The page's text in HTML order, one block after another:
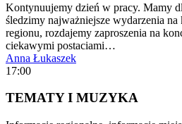
Kontynuujemy dzień w pracy. Mamy
śledzimy najważniejsze wydarzenia
regionu, rozdajemy zaproszenia na
ciekawymi postaciami…
Anna Łukaszek
17:00
TEMATY I MUZYKA